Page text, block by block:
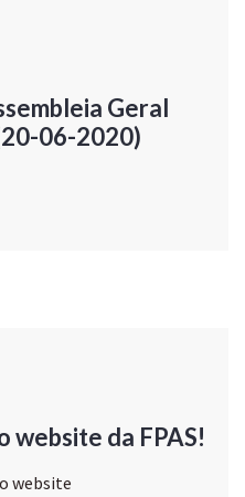
Geral
06-2020)
website da FPAS!
website